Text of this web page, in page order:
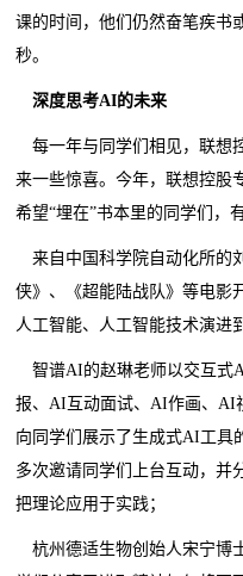
课的时间，他们仍然奋笔疾书
秒。
深度思考AI的未来
每一年与同学们相见，联想
来一些惊喜。今年，联想控股
希望“埋在”书本里的同学们，
来自中国科学院自动化所的
侠》、《超能陆战队》等电影
人工智能、人工智能技术演进
智谱AI的赵琳老师以交互式
报、AI互动面试、AI作画、AI
向同学们展示了生成式AI工具
多次邀请同学们上台互动，并
把理论应用于实践；
杭州德适生物创始人宋宁博